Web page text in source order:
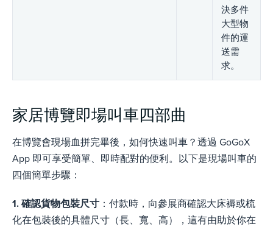
決多件
大型物
件的運
送需
求。
家居博覽即場叫車四部曲
在博覽會現場血拼完畢後，如何快速叫車？透過 GoGoX
App 即可享受簡單、即時配對的便利。以下是現場叫車的
四個簡單步驟：
1. 確認貨物包裝尺寸 ：付款時，向參展商確認大床褥或梳
化在包裝後的具體尺寸（長、寬、高），這有由助於你在